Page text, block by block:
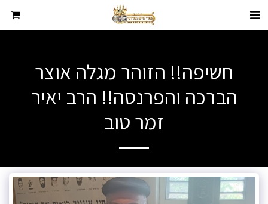
חשיפה!! הזוהר מגלה אוצר
הברכה והפרנסה!! הרב יאיר
זמר טוב